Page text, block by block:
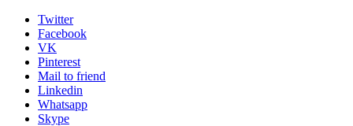
Twitter
Facebook
VK
Pinterest
Mail to friend
Linkedin
Whatsapp
Skype